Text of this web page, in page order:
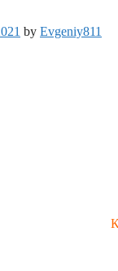
by Evgeniy811